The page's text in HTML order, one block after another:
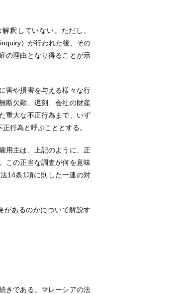
釈していない。ただし、
inquiry）が行われた後、その
の理由となり得ることが示
害や損害を与える様々な行
断欠勤、遅刻、会社の財産
重大な不正行為まで、いず
行為と呼ぶこととする。
用主は、上記のように、正
この正当な調査が何を意味
14条1項に則した一連の対
あるのかについて解説す
きである。マレーシアの法